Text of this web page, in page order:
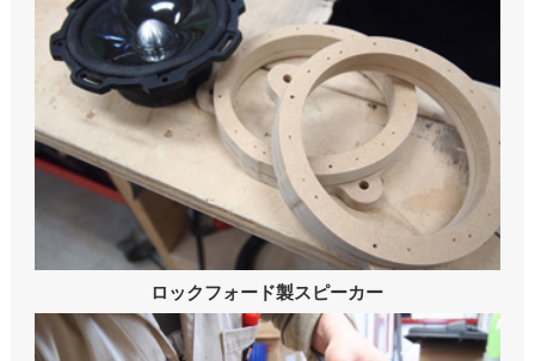
ロックフォード製スピーカー